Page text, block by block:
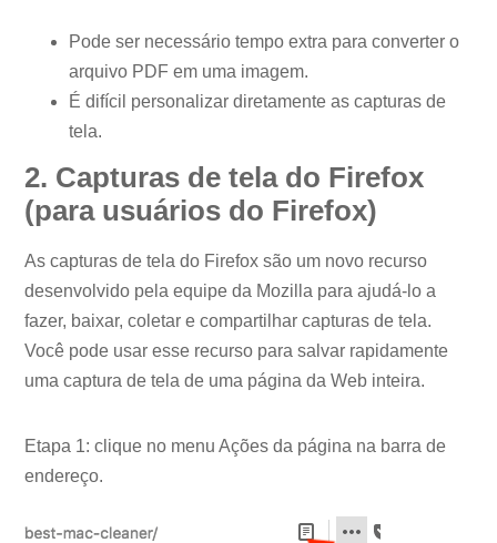
Pode ser necessário tempo extra para converter o
arquivo PDF em uma imagem.
É difícil personalizar diretamente as capturas de
tela.
2. Capturas de tela do Firefox
(para usuários do Firefox)
As capturas de tela do Firefox são um novo recurso
desenvolvido pela equipe da Mozilla para ajudá-lo a
fazer, baixar, coletar e compartilhar capturas de tela.
Você pode usar esse recurso para salvar rapidamente
uma captura de tela de uma página da Web inteira.
Etapa 1: clique no menu Ações da página na barra de
endereço.